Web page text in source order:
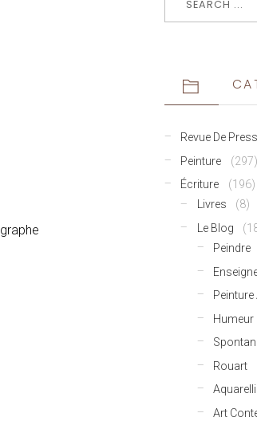
Revue De
Peinture
(297)
Écriture
(196)
Livres
(8)
Le Blog
Peindre
Peinture
Humeur
Rouart
Art